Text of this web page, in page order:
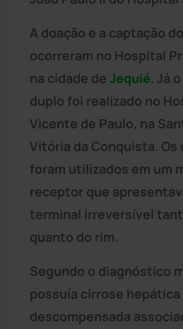
A doação e a captação
ocorreram no Hospital
na cidade de Jequié. Já
duplo foi realizado no
Vicente de Paulo, na
Vitória da Conquista. Os
foram utilizados em um
receptor que
terminal irreversível
quanto do rim.
Segundo o diagnóstico
possuía cirrose
descompensada